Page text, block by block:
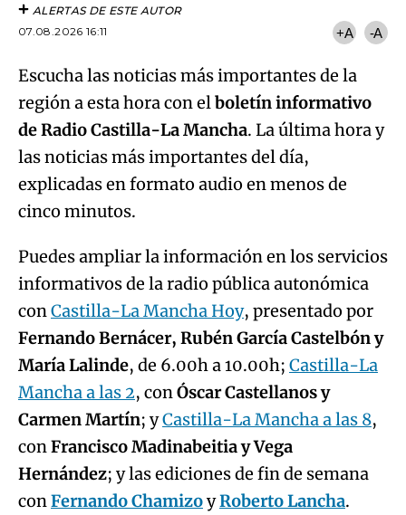
ALERTAS DE ESTE AUTOR
07.08.2026 16:11
+A -A
Escucha las noticias más importantes de la
región a esta hora con elboletín informativo
de Radio Castilla-La Mancha. La última hora y
las noticias más importantes del día,
explicadas en formato audio en menos de
cinco minutos.
Puedes ampliar la información en los servicios
informativos de la radio pública autonómica
conCastilla-La Mancha Hoy, presentado por
Fernando Bernácer, Rubén García Castelbón y
María Lalinde, de 6.00h a 10.00h; Castilla-La
Mancha a las 2, conÓscar Castellanos y
Carmen Martín; yCastilla-La Mancha a las 8,
conFrancisco Madinabeitia y Vega
Hernández; y las ediciones de fin de semana
conFernando ChamizoyRoberto Lancha.